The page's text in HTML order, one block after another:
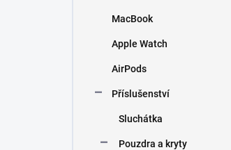
MacBook
Apple Watch
AirPods
Příslušenství
Sluchátka
Pouzdra a kryty